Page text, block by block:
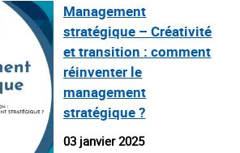
Management
stratégique – Créativité
et transition : comment
réinventer le
management
stratégique ?
03 janvier 2025